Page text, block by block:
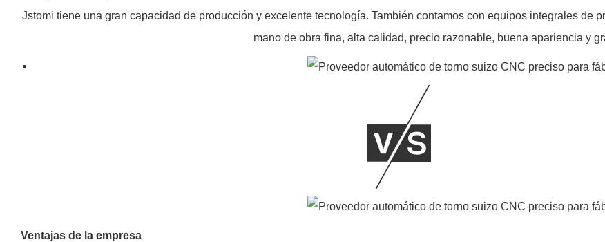
Jstomi tiene una gran capacidad de producción y excelente tecnología. También contamos con equipos integrales de
mano de obra fina, alta calidad, precio razonable, buena apariencia y
Ventajas de la empresa